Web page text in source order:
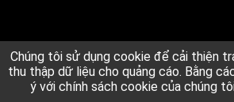
Công ty TNHH Thiết bị và Máy
Chúng tôi sử dụng cookie để cải thiện
thu thập dữ liệu cho quảng cáo. Bằng
ý với chính sách cookie của chúng